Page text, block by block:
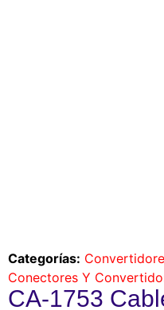
Categorías:
Conectores Y
CA-1753